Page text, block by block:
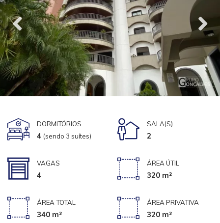
DORMITÓRIOS
4 (sendo 3 suítes)
SALA(S)
2
VAGAS
4
ÁREA ÚTIL
320 m²
ÁREA TOTAL
340 m²
ÁREA PRIVATIVA
320 m²